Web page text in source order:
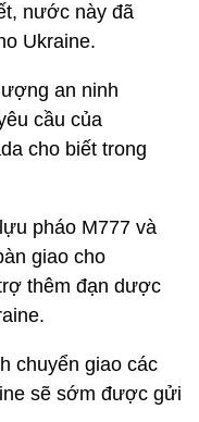
nước này đã
Ukraine.
an ninh
cầu của
cho biết trong
pháo M777 và
giao cho
thêm đạn dược
chuyển giao các
sẽ sớm được gửi